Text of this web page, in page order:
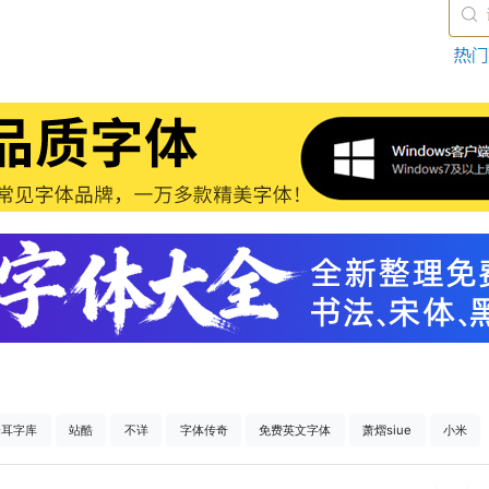
字库 站酷 不详 字体传奇 免费英文字体 萧熠siue 小米